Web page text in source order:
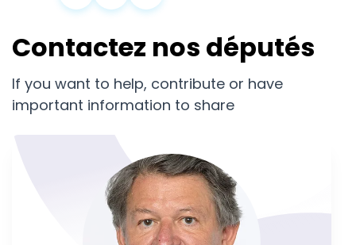
Contactez nos députés
If you want to help, contribute or have
important information to share